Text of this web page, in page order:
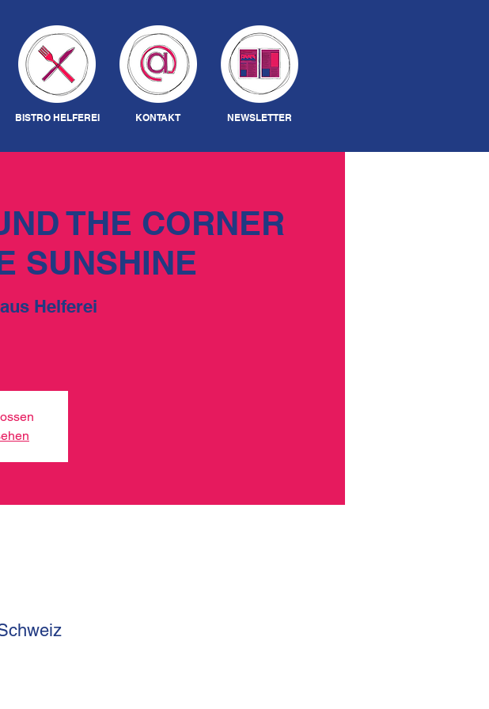
THE CORNER
SUNSHINE
Helferei
BISTRO HELFEREI KONTAKT NEWSLETTER